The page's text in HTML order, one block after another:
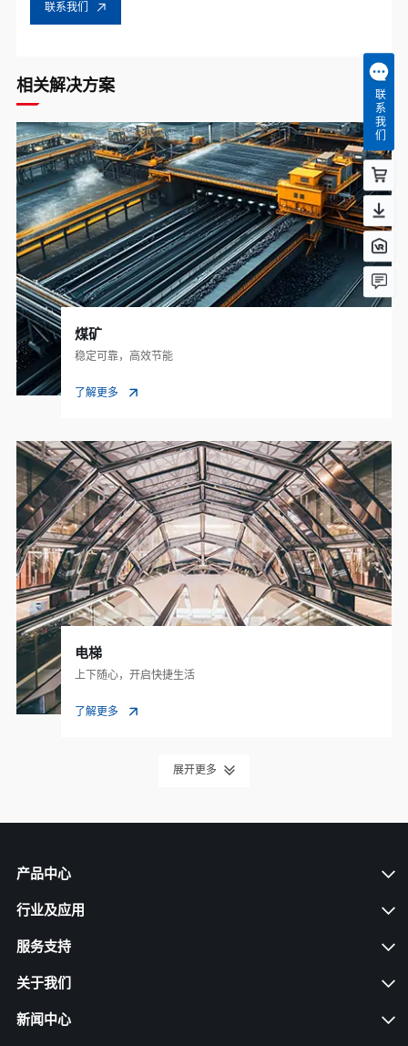
联系我们
相关解决方案
煤矿
稳定可靠，高效节能
了解更多
电梯
上下随心，开启快捷生活
了解更多
展开更多
联系我们
产品中心
行业及应用
服务支持
关于我们
新闻中心